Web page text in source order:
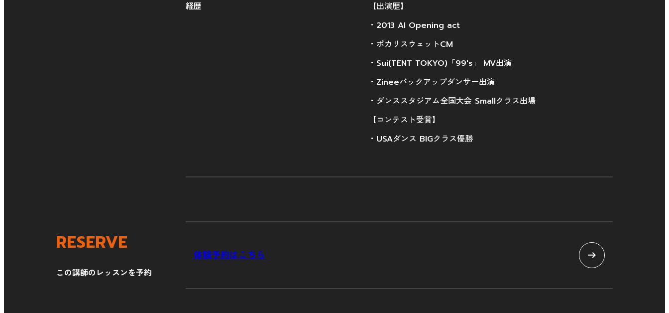
経歴
【出演歴】
・2013 AI Opening act
・ポカリスウェットCM
・Sui(TENT TOKYO)「99's」 MV出演
・Zineeバックアップダンサー出演
・ダンススタジアム全国大会 Smallクラス出場
【コンテスト受賞】
・USAダンス BIGクラス優勝
RESERVE
この講師のレッスンを予約
体験予約はこちら